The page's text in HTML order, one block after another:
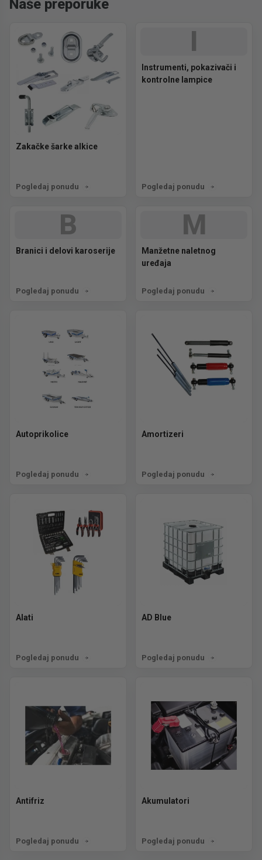
Naše preporuke
Zakačke šarke alkice
Pogledaj ponudu
I
Instrumenti, pokazivači i
kontrolne lampice
Pogledaj ponudu
B
Branici i delovi karoserije
Pogledaj ponudu
M
Manžetne naletnog
uređaja
Pogledaj ponudu
Autoprikolice
Pogledaj ponudu
Amortizeri
Pogledaj ponudu
Alati
Pogledaj ponudu
AD Blue
Pogledaj ponudu
Antifriz
Pogledaj ponudu
Akumulatori
Pogledaj ponudu